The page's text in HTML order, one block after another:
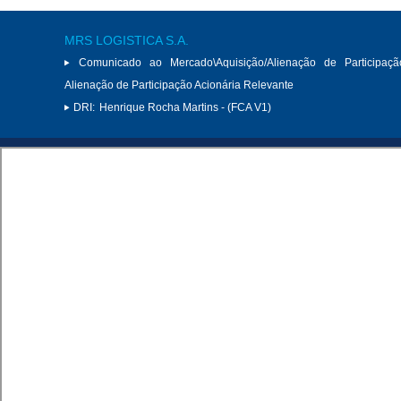
MRS LOGISTICA S.A.
Comunicado ao Mercado\Aquisição/Alienação de
Alienação de Participação Acionária Relevante
DRI: Henrique Rocha Martins - (FCA V1)